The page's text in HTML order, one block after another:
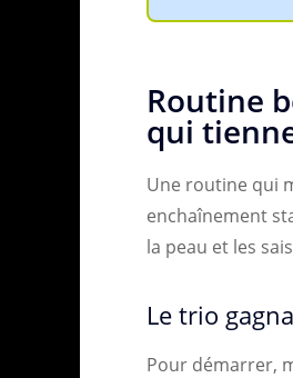
Routine
qui
Une routine qui
enchaînement
la peau et les
Le trio
Pour démarrer,